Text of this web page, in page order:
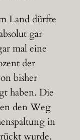
Land dürfte
gar
mal eine
der
bisher
haben. Die
den Weg
in
wurde.